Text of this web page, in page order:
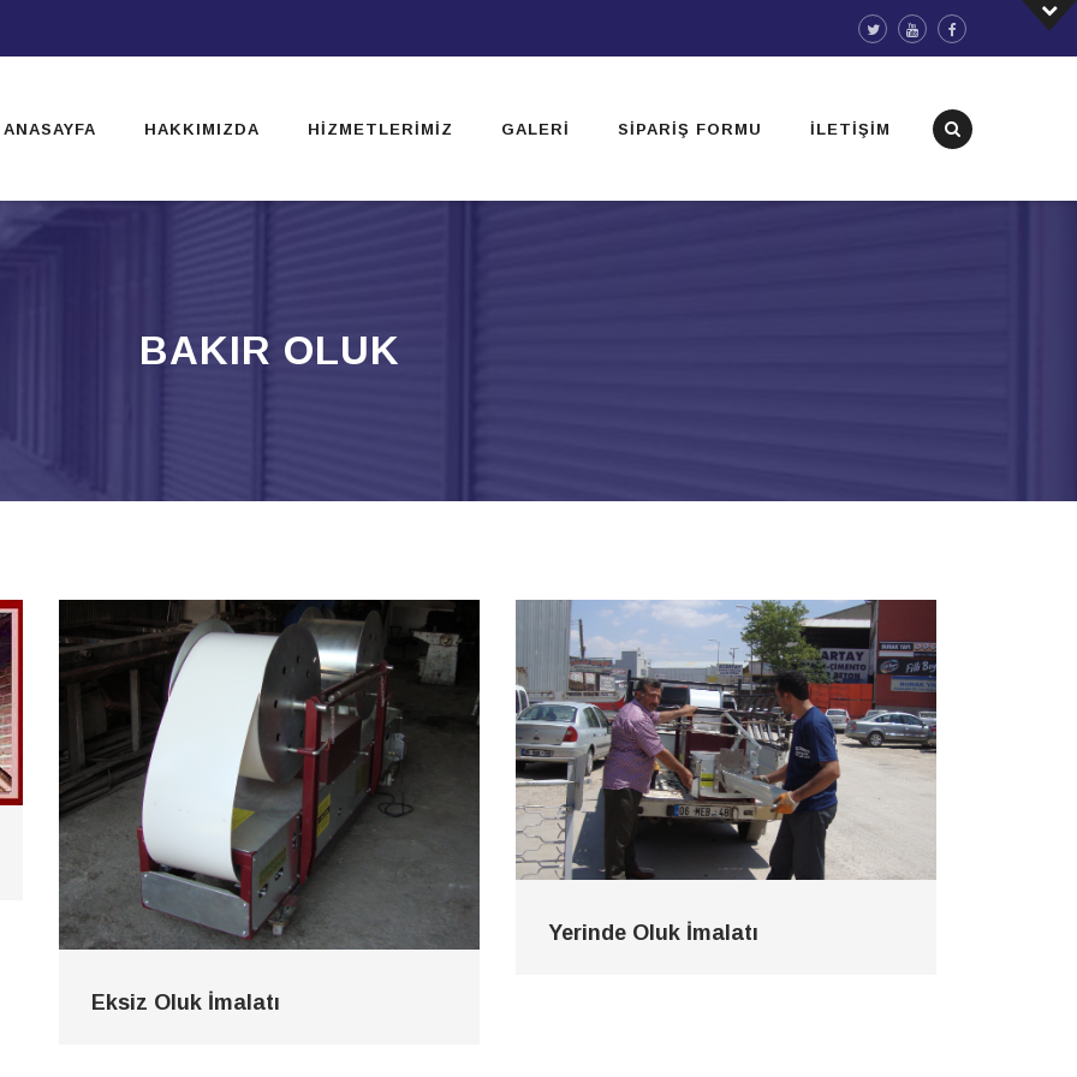
ANASAYFA HAKKIMIZDA HIZMETLERIMIZ GALERI SIPARIŞ FORMU İLETIŞIM
BAKIR OLUK
Eksiz Oluk İmalatı
Yerinde Oluk İmalatı